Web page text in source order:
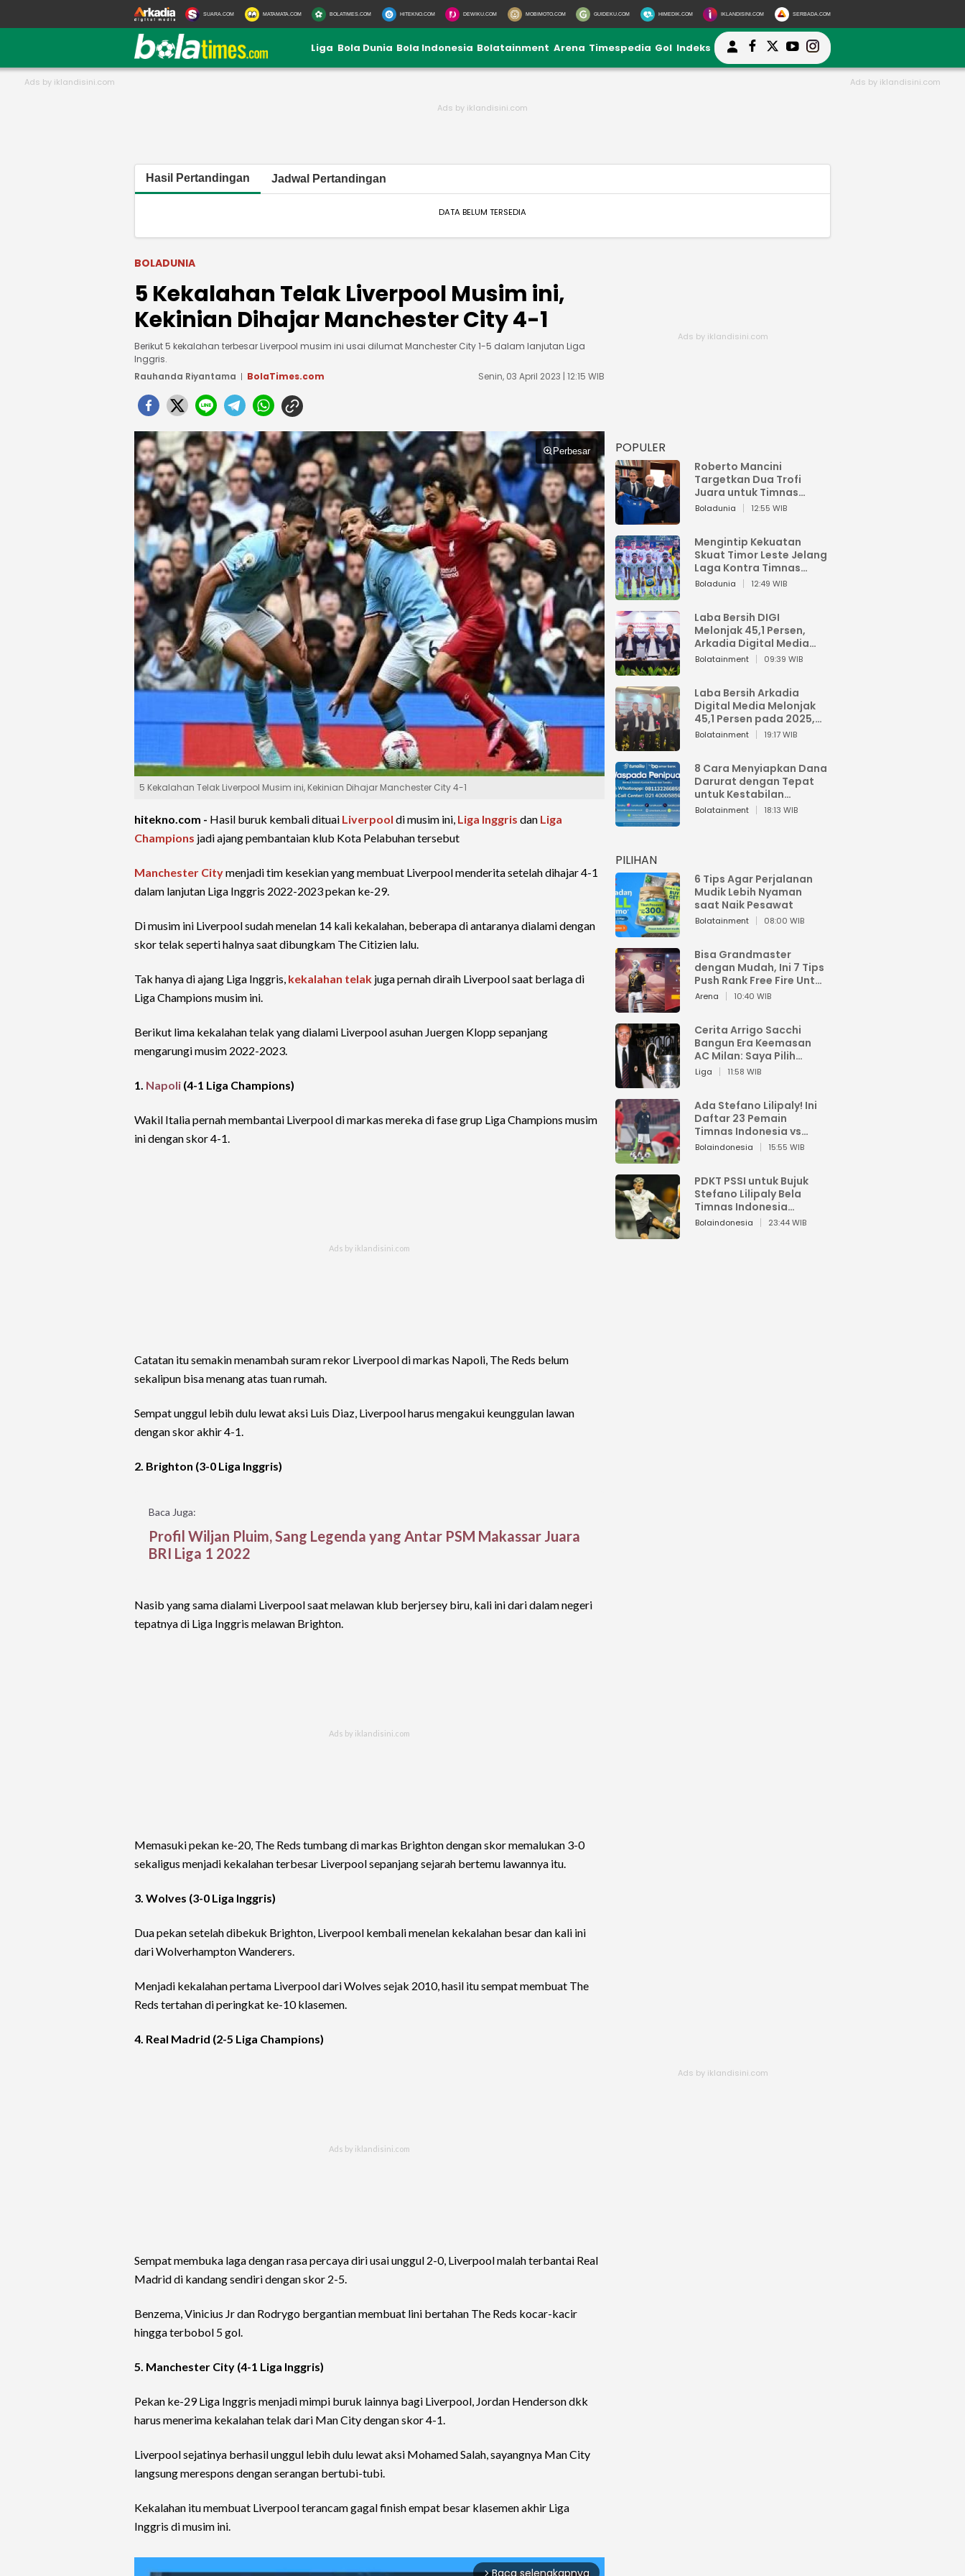
SUARA.COM MATAMATA.COM BOLATIMES.COM HITEKNO.COM DEWIKU.COM MOBIMOTO.COM GUIDEKU.COM HIMEDIK.COM IKLANDISINI.COM SERBADA.COM
Liga Bola Dunia Bola Indonesia Bolatainment Arena Timespedia Gol Indeks
Hasil Pertandingan Jadwal Pertandingan
DATA BELUM TERSEDIA
BOLADUNIA
5 Kekalahan Telak Liverpool Musim ini,
Kekinian Dihajar Manchester City 4-1
Berikut 5 kekalahan terbesar Liverpool musim ini usai dilumat Manchester City 1-5 dalam lanjutan Liga
Inggris.
Rauhanda Riyantama
BolaTimes.com Senin, 03 April 2023 | 12:15 WIB
Perbesar
5 Kekalahan Telak Liverpool Musim ini, Kekinian Dihajar Manchester City 4-1
hitekno.com - Hasil buruk kembali dituai Liverpool di musim ini, Liga Inggris dan Liga
Champions jadi ajang pembantaian klub Kota Pelabuhan tersebut
Manchester Citymenjadi tim kesekian yang membuat Liverpool menderita setelah dihajar 4-1
dalam lanjutan Liga Inggris 2022-2023 pekan ke-29.
Di musim ini Liverpool sudah menelan 14 kali kekalahan, beberapa di antaranya dialami dengan
skor telak seperti halnya saat dibungkam The Citizien lalu.
Tak hanya di ajang Liga Inggris, kekalahan telak juga pernah diraih Liverpool saat berlaga di
Liga Champions musim ini.
Berikut lima kekalahan telak yang dialami Liverpool asuhan Juergen Klopp sepanjang
mengarungi musim 2022-2023.
1. Napoli (4-1 Liga Champions)
Wakil Italia pernah membantai Liverpool di markas mereka di fase grup Liga Champions musim
ini dengan skor 4-1.
Catatan itu semakin menambah suram rekor Liverpool di markas Napoli, The Reds belum
sekalipun bisa menang atas tuan rumah.
Sempat unggul lebih dulu lewat aksi Luis Diaz, Liverpool harus mengakui keunggulan lawan
dengan skor akhir 4-1.
2. Brighton (3-0 Liga Inggris)
Baca Juga:
Profil Wiljan Pluim, Sang Legenda yang Antar PSM Makassar Juara
BRI Liga 1 2022
Nasib yang sama dialami Liverpool saat melawan klub berjersey biru, kali ini dari dalam negeri
tepatnya di Liga Inggris melawan Brighton.
Memasuki pekan ke-20, The Reds tumbang di markas Brighton dengan skor memalukan 3-0
sekaligus menjadi kekalahan terbesar Liverpool sepanjang sejarah bertemu lawannya itu.
3. Wolves (3-0 Liga Inggris)
Dua pekan setelah dibekuk Brighton, Liverpool kembali menelan kekalahan besar dan kali ini
dari Wolverhampton Wanderers.
Menjadi kekalahan pertama Liverpool dari Wolves sejak 2010, hasil itu sempat membuat The
Reds tertahan di peringkat ke-10 klasemen.
4. Real Madrid (2-5 Liga Champions)
Sempat membuka laga dengan rasa percaya diri usai unggul 2-0, Liverpool malah terbantai Real
Madrid di kandang sendiri dengan skor 2-5.
Benzema, Vinicius Jr dan Rodrygo bergantian membuat lini bertahan The Reds kocar-kacir
hingga terbobol 5 gol.
5. Manchester City (4-1 Liga Inggris)
Pekan ke-29 Liga Inggris menjadi mimpi buruk lainnya bagi Liverpool, Jordan Henderson dkk
harus menerima kekalahan telak dari Man City dengan skor 4-1.
Liverpool sejatinya berhasil unggul lebih dulu lewat aksi Mohamed Salah, sayangnya Man City
langsung merespons dengan serangan bertubi-tubi.
Kekalahan itu membuat Liverpool terancam gagal finish empat besar klasemen akhir Liga
Inggris di musim ini.
arrow_forward_ios
POPULER
Roberto Mancini
Targetkan Dua Trofi
Juara untuk Timnas
Italia
Boladunia 12:55 WIB
Mengintip Kekuatan
Skuat Timor Leste Jelang
Laga Kontra Timnas
Indonesia di Piala AFF
Boladunia 12:49 WIB
Laba Bersih DIGI
Melonjak 45,1 Persen,
Arkadia Digital Media
Perkuat Bisnis AI dan
Bolatainment 09:39 WIB
Laba Bersih Arkadia
Digital Media Melonjak
45,1 Persen pada 2025,
Sentuh Rp1,76 Miliar
Bolatainment 19:17 WIB
8 Cara Menyiapkan Dana
Darurat dengan Tepat
untuk Kestabilan
Keuangan
Bolatainment 18:13 WIB
PILIHAN
6 Tips Agar Perjalanan
Mudik Lebih Nyaman
saat Naik Pesawat
Bolatainment 08:00 WIB
Bisa Grandmaster
dengan Mudah, Ini 7 Tips
Push Rank Free Fire Untuk
Pemula
Arena 10:40 WIB
Cerita Arrigo Sacchi
Bangun Era Keemasan
AC Milan: Saya Pilih
Pemain dari Isi Otaknya
Liga 11:58 WIB
Ada Stefano Lilipaly! Ini
Daftar 23 Pemain
Timnas Indonesia vs
China
Bolaindonesia 15:55 WIB
PDKT PSSI untuk Bujuk
Stefano Lilipaly Bela
Timnas Indonesia
Berakhir Berantakan
Bolaindonesia 23:44 WIB